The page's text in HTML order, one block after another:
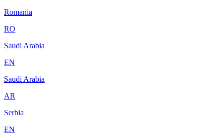
Romania
RO
Saudi Arabia
EN
Saudi Arabia
AR
Serbia
EN